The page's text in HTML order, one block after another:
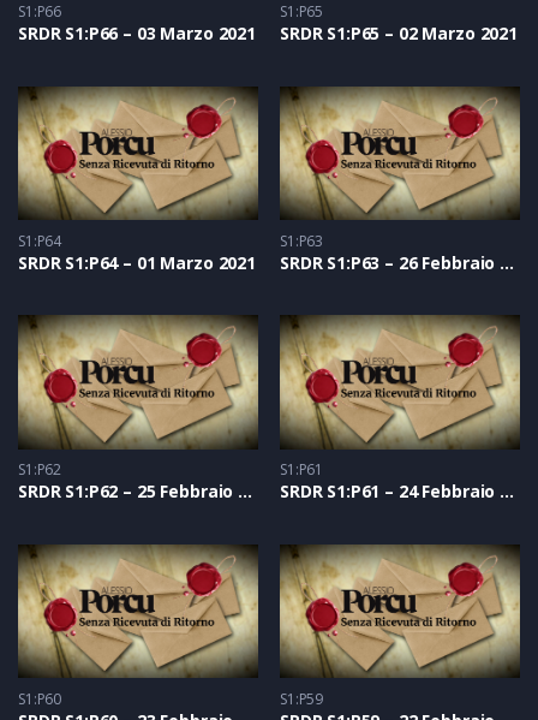
S1:P66
SRDR S1:P66 – 03 Marzo 2021
S1:P65
SRDR S1:P65 – 02 Marzo 2021
S1:P64
SRDR S1:P64 – 01 Marzo 2021
S1:P63
SRDR S1:P63 – 26 Febbraio 2021
S1:P62
SRDR S1:P62 – 25 Febbraio 2021
S1:P61
SRDR S1:P61 – 24 Febbraio 2021
S1:P60 S1:P59